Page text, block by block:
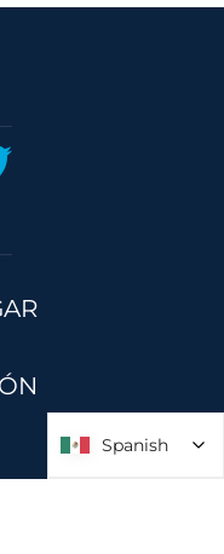
Spanish
Spanish